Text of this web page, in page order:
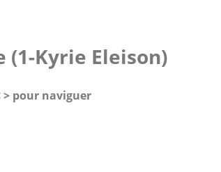
Kyrie Eleison)
> pour naviguer